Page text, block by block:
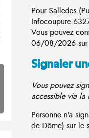
Pour Salledes
Infocoupure
Vous pouvez
06/08/2026 sur
Signaler
Vous pouvez
accessible via la
Personne n'a
de Dôme) sur le